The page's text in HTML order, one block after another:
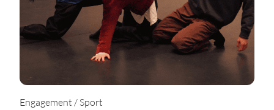
Engagement / Sport